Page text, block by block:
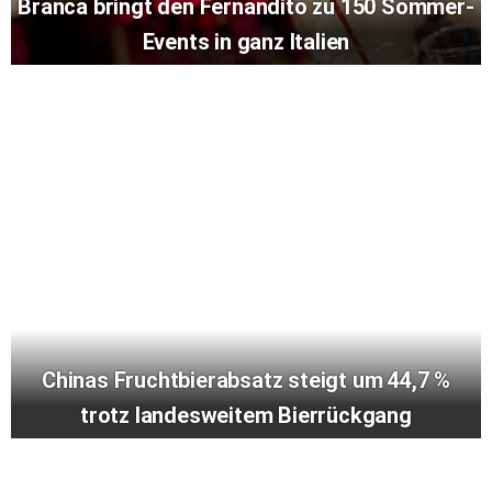
Branca bringt den Fernandito zu 150 Sommer-
Events in ganz Italien
Chinas Fruchtbierabsatz steigt um 44,7 %
trotz landesweitem Bierrückgang